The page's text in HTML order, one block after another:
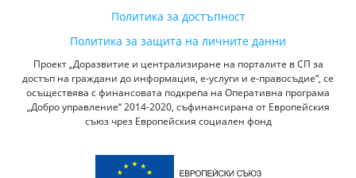
Политика за достъпност
Политика за защита на личните данни
Проект „Доразвитие и централизиране на порталите в СП за
достъп на граждани до информация, е-услуги и е-правосъдие“, се
осъществява с финансовата подкрепа на Оперативна програма
„Добро управление“ 2014-2020, съфинансирана от Европейския
съюз чрез Европейския социален фонд